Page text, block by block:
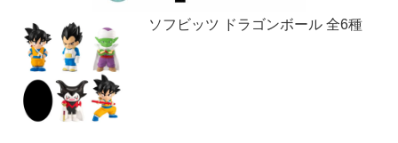
ソフビッツ ドラゴンボール 全6種